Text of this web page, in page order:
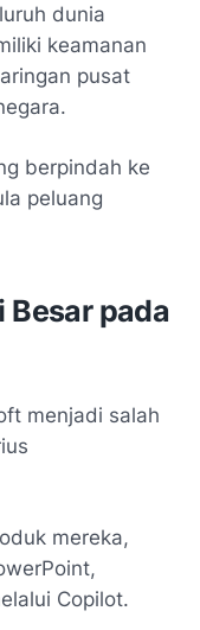
dunia
keamanan
pusat
berpindah ke
peluang
pada
menjadi salah
mereka,
Copilot.